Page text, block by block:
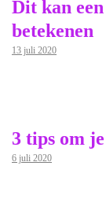
Dit kan
betekenen
13 juli 2020
3 tips om
6 juli 2020